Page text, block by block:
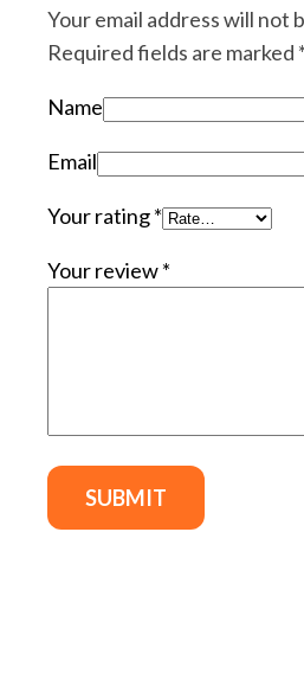
Your email address will not
Required fields are marked *
Name
Email
Your rating*
Your review*